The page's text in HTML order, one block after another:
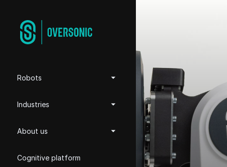
Robots
Industries
About us
Cognitive platform